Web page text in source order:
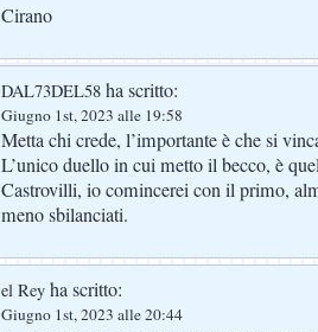
Cirano
DAL73DEL58 ha scritto:
Giugno 1st, 2023 alle 19:58
Metta chi crede, l’importante è che si
L’unico duello in cui metto il becco, è
Castrovilli, io comincerei con il primo,
meno sbilanciati.
el Rey ha scritto:
Giugno 1st, 2023 alle 20:44